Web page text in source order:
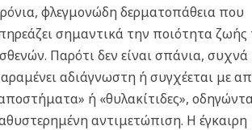
φλεγμονώδη δερματοπάθεια που
σημαντικά την ποιότητα
Παρότι δεν είναι σπάνια, συχνά
αδιάγνωστη ή συγχέεται με
ή «θυλακίτιδες»,
αντιμετώπιση. Η έγκαιρη